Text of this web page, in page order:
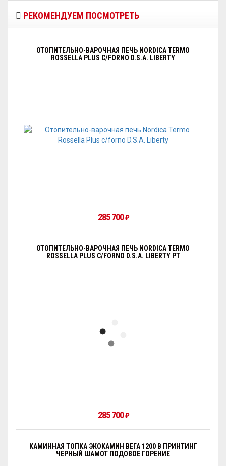
РЕКОМЕНДУЕМ ПОСМОТРЕТЬ
ОТОПИТЕЛЬНО-ВАРОЧНАЯ ПЕЧЬ NORDICA TERMO
ROSSELLA PLUS C/FORNO D.S.A. LIBERTY
285 700₽
ОТОПИТЕЛЬНО-ВАРОЧНАЯ ПЕЧЬ NORDICA TERMO
ROSSELLA PLUS C/FORNO D.S.A. LIBERTY PT
285 700₽
КАМИННАЯ ТОПКА ЭКОКАМИН ВЕГА 1200 B ПРИНТИНГ
ЧЕРНЫЙ ШАМОТ ПОДОВОЕ ГОРЕНИЕ